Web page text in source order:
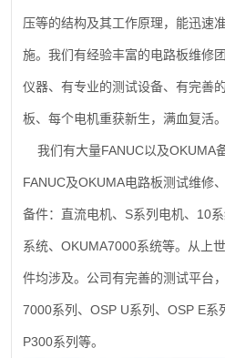
压等的结构及其工作原理，能迅速
施。我们有经验丰富的电路板维修
仪器、有专业的测试设备、有完善
板、每个电机重获新生，满血复活。
我们有大量FANUC以及OKUMA
FANUC及OKUMA电路板测试维修
备件：直流电机、 S系列电机、 10系
系统、 OKUMA7000系统等。从上
件均涉及。公司有完善的测试平台
7000系列、 OSP U系列、 OSP E系
P300系列等。